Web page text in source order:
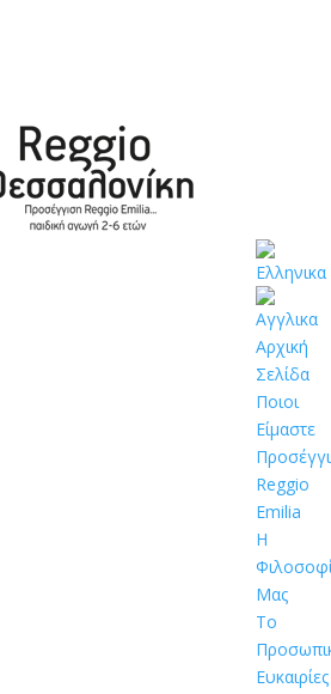
Αρχική
Σελίδα
Ποιοι
Είμαστε
Reggio
Emilia
Η
Μας
Το
Ευκαιρίες